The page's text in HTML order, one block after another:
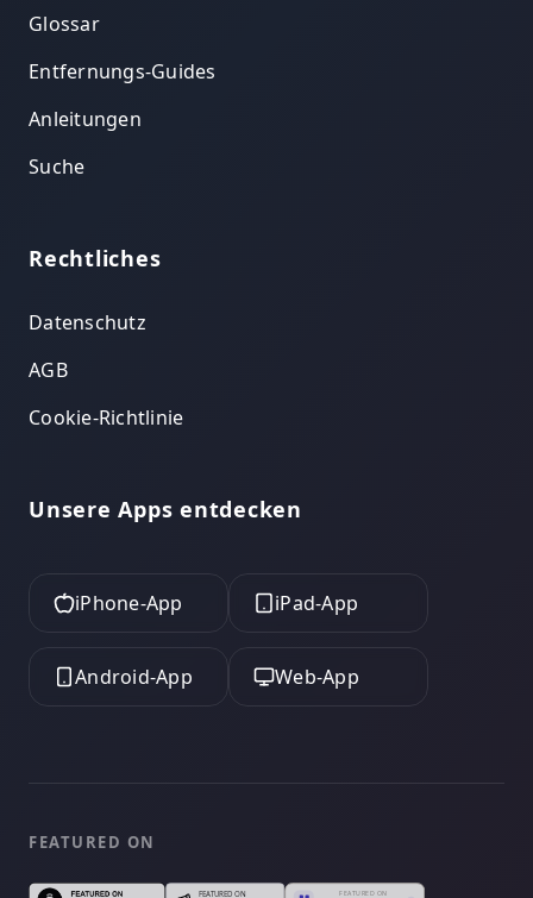
Glossar
Entfernungs-Guides
Anleitungen
Suche
Rechtliches
Datenschutz
AGB
Cookie-Richtlinie
Unsere Apps entdecken
iPhone-App iPad-App
Android-App Web-App
FEATURED ON